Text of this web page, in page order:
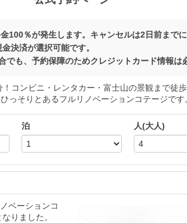
100％が発生します。キャンセルは2日前までに
決済が選択可能です。
も、予約保障のためクレジットカード情報は
コンビニ・レンタカー・富士山の景観まで徒歩
っそりとあるフルリノベーションコテージです
泊 人(大人)
ベーションコ
りました。